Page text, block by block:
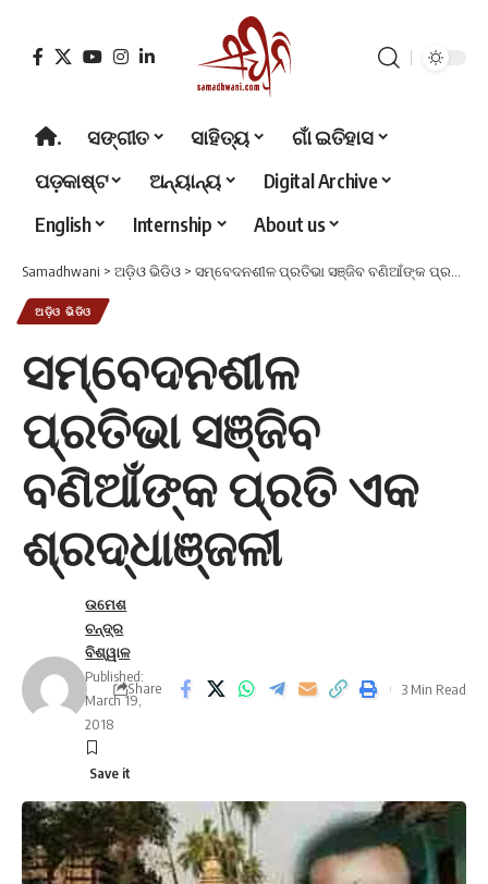
. ସଙ୍ଗୀତ ସାହିତ୍ୟ
ଗାଁ ଇତିହାସ
ପଡ଼କାଷ୍ଟ
ଅନ୍ୟାନ୍ୟ
Digital Archive
English
Internship About us
Samadhwani > ଅଡ଼ିଓ ଭିଡିଓ > ସମ୍ବେଦନଶୀଳ ପ୍ରତିଭା ସଞ୍ଜିବ ବଣିଆଁଙ୍କ ପ୍ରତି ଏକ ଶ୍ରଦ୍ଧାଞ୍ଜଳୀ
ଅଡ଼ିଓ ଭିଡିଓ
ସମ୍ବେଦନଶୀଳ
ପ୍ରତିଭା ସଞ୍ଜିବ
ବଣିଆଁଙ୍କ ପ୍ରତି ଏକ
ଶ୍ରଦ୍ଧାଞ୍ଜଳୀ
ଉମେଶ
ଚନ୍ଦ୍ର
ବିଶ୍ୱାଳ
Published:
March 19,
2018
Share 3 Min Read